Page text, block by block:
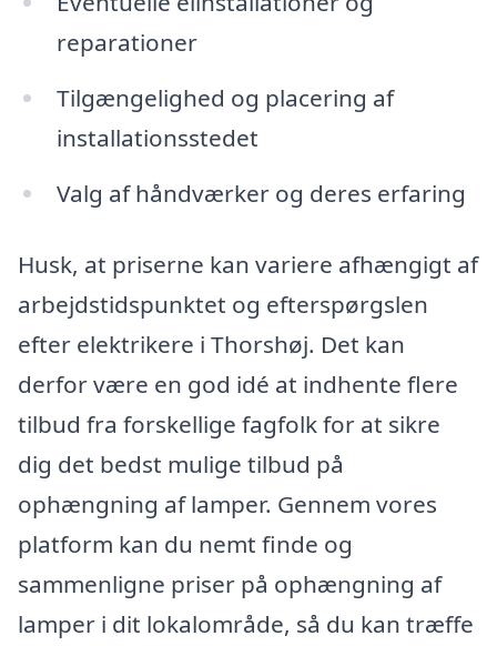
reparationer
Tilgængelighed og placering af
installationsstedet
Valg af håndværker og deres erfaring
Husk, at priserne kan variere afhængigt af
arbejdstidspunktet og efterspørgslen
efter elektrikere i Thorshøj. Det kan
derfor være en god idé at indhente flere
tilbud fra forskellige fagfolk for at sikre
dig det bedst mulige tilbud på
ophængning af lamper. Gennem vores
platform kan du nemt finde og
sammenligne priser på ophængning af
lamper i dit lokalområde, så du kan træffe